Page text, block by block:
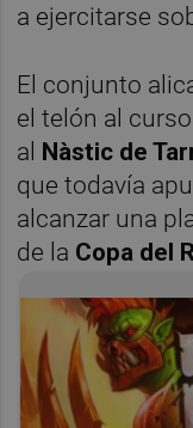
a ejercitarse
El conjunto
el telón al
al Nàstic de
que todavía
alcanzar una
de la Copa del